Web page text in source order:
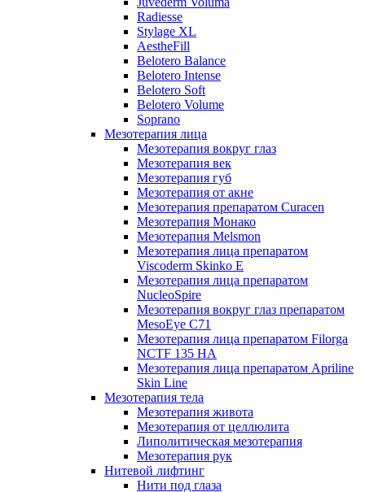
Radiesse
Stylage XL
AestheFill
Belotero Balance
Belotero Intense
Belotero Soft
Belotero Volume
Soprano
Мезотерапия лица
Мезотерапия вокруг глаз
Мезотерапия век
Мезотерапия губ
Мезотерапия от акне
Мезотерапия препаратом Curacen
Мезотерапия Монако
Мезотерапия Melsmon
Мезотерапия лица препаратом
Viscoderm Skinko E
Мезотерапия лица препаратом
NucleoSpire
Мезотерапия вокруг глаз препаратом
MesoEye С71
Мезотерапия лица препаратом Filorga
NCTF 135 HA
Мезотерапия лица препаратом Apriline
Skin Line
Мезотерапия тела
Мезотерапия живота
Мезотерапия от целлюлита
Липолитическая мезотерапия
Мезотерапия рук
Нитевой лифтинг
Нити под глаза